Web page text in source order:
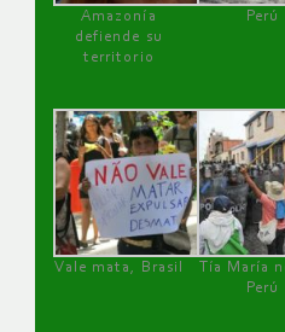
Amazonía
defiende su
territorio
Perú
Vale mata, Brasil
Tía María
Perú